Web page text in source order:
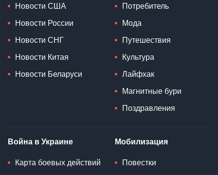
Новости США
Новости России
Новости СНГ
Новости Китая
Новости Беларуси
Потребитель
Мода
Путешествия
Культура
Лайфхак
Магнитные бури
Поздравления
Война в Украине
Карта боевых действий
Мобилизация
Повестки